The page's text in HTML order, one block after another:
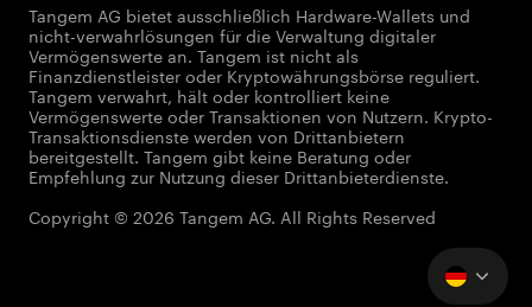
Tangem AG bietet ausschließlich Hardware-Wallets und
nicht-verwahrlösungen für die Verwaltung digitaler
Vermögenswerte an. Tangem ist nicht als
Finanzdienstleister oder Kryptowährungsbörse reguliert.
Tangem verwahrt, hält oder kontrolliert keine
Vermögenswerte oder Transaktionen von Nutzern. Krypto-
Transaktionsdienste werden von Drittanbietern
bereitgestellt. Tangem gibt keine Beratung oder
Empfehlung zur Nutzung dieser Drittanbieterdienste.